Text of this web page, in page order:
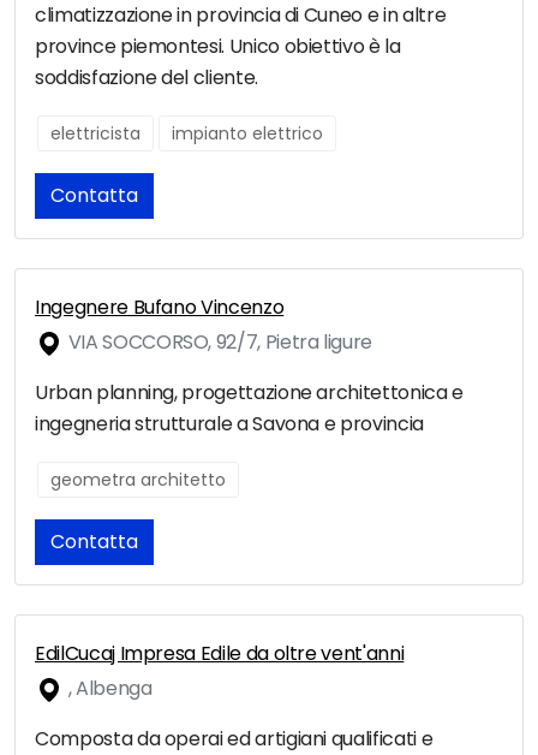
climatizzazione in provincia di Cuneo e in altre
province piemontesi. Unico obiettivo è la
soddisfazione del cliente.
elettricista impianto elettrico
Contatta
Ingegnere Bufano Vincenzo
VIA SOCCORSO, 92/7, Pietra ligure
Urban planning, progettazione architettonica e
ingegneria strutturale a Savona e provincia
geometra architetto
Contatta
EdilCucaj Impresa Edile da oltre vent'anni
, Albenga
Composta da operai ed artigiani qualificati e